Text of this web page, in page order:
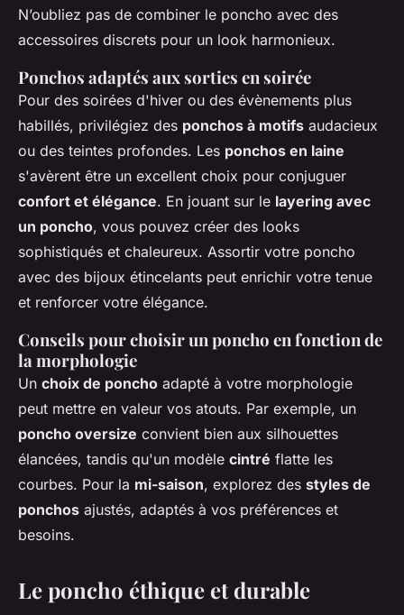
N’oubliez pas de combiner le poncho avec des
accessoires discrets pour un look harmonieux.
Ponchos adaptés aux sorties en soirée
Pour des soirées d'hiver ou des évènements plus
habillés, privilégiez des ponchos à motifs audacieux
ou des teintes profondes. Les ponchos en laine
s'avèrent être un excellent choix pour conjuguer
confort et élégance. En jouant sur le layering avec
un poncho, vous pouvez créer des looks
sophistiqués et chaleureux. Assortir votre poncho
avec des bijoux étincelants peut enrichir votre tenue
et renforcer votre élégance.
Conseils pour choisir un poncho en fonction de
la morphologie
Un choix de poncho adapté à votre morphologie
peut mettre en valeur vos atouts. Par exemple, un
poncho oversize convient bien aux silhouettes
élancées, tandis qu'un modèle cintré flatte les
courbes. Pour la mi-saison, explorez des styles de
ponchos ajustés, adaptés à vos préférences et
besoins.
Le poncho éthique et durable